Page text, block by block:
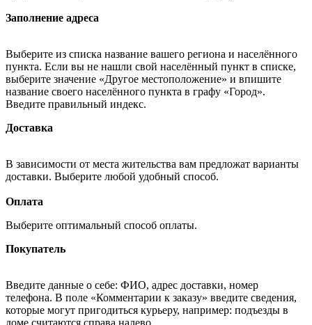
Заполнение адреса
Выберите из списка название вашего региона и населённого
пункта. Если вы не нашли свой населённый пункт в списке,
выберите значение «Другое местоположение» и впишите
название своего населённого пункта в графу «Город».
Введите правильный индекс.
Доставка
В зависимости от места жительства вам предложат варианты
доставки. Выберите любой удобный способ.
Оплата
Выберите оптимальный способ оплаты.
Покупатель
Введите данные о себе: ФИО, адрес доставки, номер
телефона. В поле «Комментарии к заказу» введите сведения,
которые могут пригодиться курьеру, например: подъезды в
доме считаются справа налево.